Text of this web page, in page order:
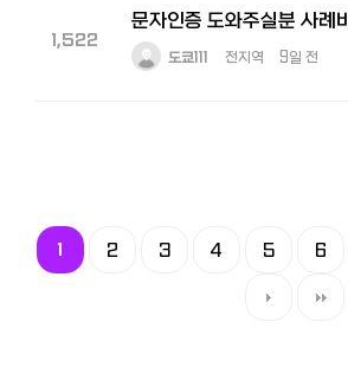
1,522
문자인증 도와주실분 사례비
도쿄111 전지역 9일 전
1 2 3 4 5 6